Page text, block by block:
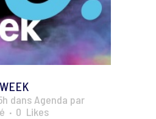
dans Agenda par
0 Likes